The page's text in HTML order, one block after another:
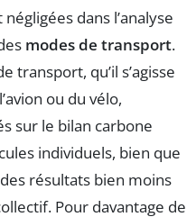
dans l’analyse
modes de transport.
transport, qu’il s’agisse
ou du vélo,
sur le bilan carbone
individuels, bien que
résultats bien moins
Pour davantage de